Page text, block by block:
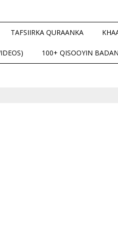
TAFSIIRKA QURAANKA
100+ QISOOYIN BADAN